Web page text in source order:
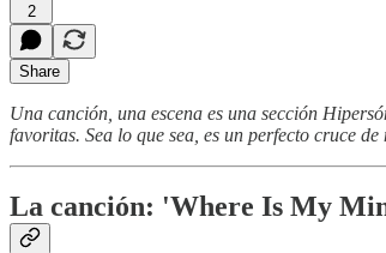
2
Share
Una canción, una escena es una sección
favoritas. Sea lo que sea, es un perfecto cruce de
La canción: 'Where Is My